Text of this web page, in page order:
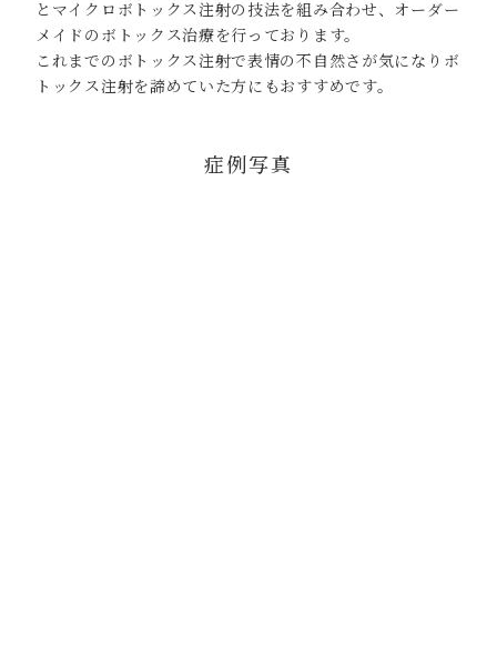
とマイクロボトックス注射の技法を組み合わせ、オーダー
メイドのボトックス治療を行っております。
これまでのボトックス注射で表情の不自然さが気になりボ
トックス注射を諦めていた方にもおすすめです。
症例写真